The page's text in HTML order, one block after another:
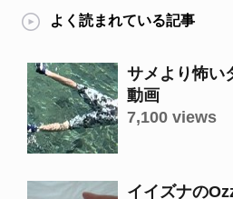
よく読まれている記事
サメより怖い
動画
7,100 views
イイズナの